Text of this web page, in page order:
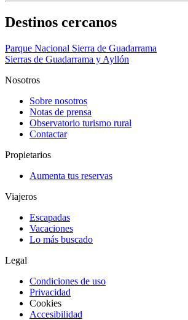
Destinos cercanos
Parque Nacional Sierra de Guadarrama
Sierras de Guadarrama y Ayllón
Nosotros
Sobre nosotros
Notas de prensa
Observatorio turismo rural
Contactar
Propietarios
Aumenta tus reservas
Viajeros
Escapadas
Vacaciones
Lo más buscado
Legal
Condiciones de uso
Privacidad
Cookies
Accesibilidad